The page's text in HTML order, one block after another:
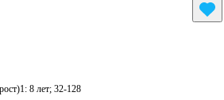
8 лет; 32-128